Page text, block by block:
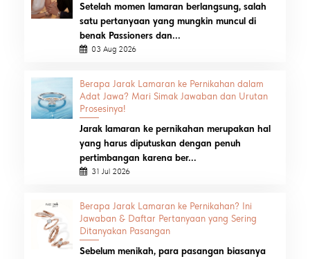
Setelah momen lamaran berlangsung, salah
satu pertanyaan yang mungkin muncul di
benak Passioners dan...
03 Aug 2026
Berapa Jarak Lamaran ke Pernikahan dalam
Adat Jawa? Mari Simak Jawaban dan Urutan
Prosesinya!
Jarak lamaran ke pernikahan merupakan hal
yang harus diputuskan dengan penuh
pertimbangan karena ber...
31 Jul 2026
Berapa Jarak Lamaran ke Pernikahan? Ini
Jawaban & Daftar Pertanyaan yang Sering
Ditanyakan Pasangan
Sebelum menikah, para pasangan biasanya